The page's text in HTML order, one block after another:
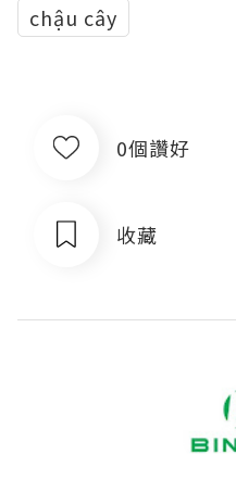
chậu cây
0個讚好
收藏